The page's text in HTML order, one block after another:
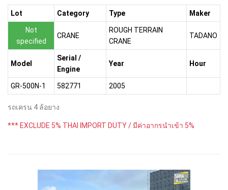
Lot Category Type Maker
Not
specified
CRANE
ROUGH TERRAIN
CRANE
TADANO
Model
Serial /
Engine
Year Hour
GR-500N-1 582771 2005
รถเครน 4 ล้อยาง
*** EXCLUDE 5% THAI IMPORT DUTY / มีค่าอากรนำเข้า 5%